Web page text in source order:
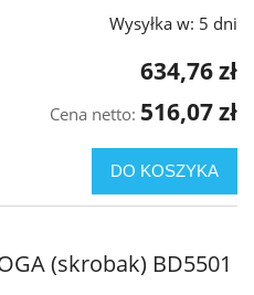
Wysyłka w: 5 dni
634,76 zł
Cena netto: 516,07 zł
DO KOSZYKA
(skrobak) BD5501